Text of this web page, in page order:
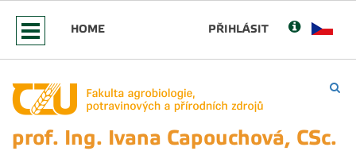
HOME PŘIHLÁSIT
prof. Ing. Ivana Capouchová, CSc.